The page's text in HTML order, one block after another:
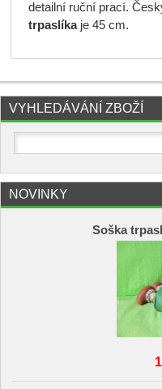
detailní ruční prací.
trpaslíkaje 45 cm.
VYHLEDÁVÁNÍ ZBOŽÍ
NOVINKY
Soška